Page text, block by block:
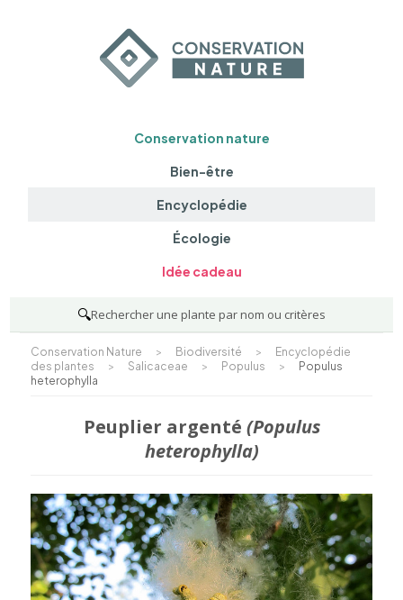
Conservation nature
Bien-être
Encyclopédie
Écologie
Idée cadeau
🔍Rechercher une plante par nom ou critères
Conservation Nature > Biodiversité >
Encyclopédie
des plantes
> Salicaceae > Populus >
Populus
heterophylla
Peuplier argenté (Populus
heterophylla)